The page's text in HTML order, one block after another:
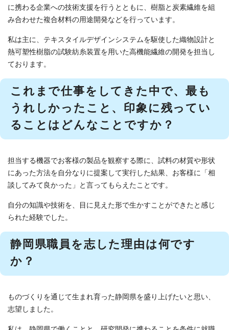
に携わる企業への技術支援を行うとともに、樹脂と炭素繊維を組
み合わせた複合材料の用途開発などを行っています。
私は主に、テキスタイルデザインシステムを駆使した織物設計と
熱可塑性樹脂の試験紡糸装置を用いた高機能繊維の開発を担当し
ております。
これまで仕事をしてきた中で、最も
うれしかったこと、印象に残ってい
ることはどんなことですか？
担当する機器でお客様の製品を観察する際に、試料の材質や形状
にあった方法を自分なりに提案して実行した結果、お客様に「相
談してみて良かった」と言ってもらえたことです。
自分の知識や技術を、目に見えた形で生かすことができたと感じ
られた経験でした。
静岡県職員を志した理由は何です
か？
ものづくりを通じて生まれ育った静岡県を盛り上げたいと思い、
志望しました。